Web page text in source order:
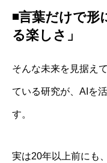
◾️言葉だけで形
る楽しさ」
そんな未来を見据え
ている研究が、AIを
す。
実は20年以上前にも